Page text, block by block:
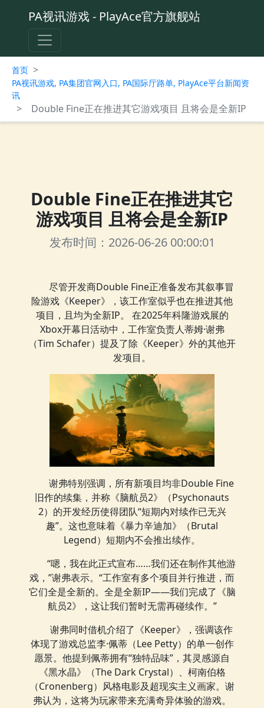
PA视讯游戏 - PlayAce官方旗舰站
首页 >
PA视讯游戏, PA集团官网入口, PA国际厅路单, PlayAce平台新闻资
讯
> Double Fine正在推进其它游戏项目 且将会是全新IP
Double Fine正在推进其它
游戏项目 且将会是全新IP
发布时间：2026-06-26 00:00:01
尽管开发商Double Fine正准备发布其叙事冒
险游戏《Keeper》，该工作室似乎也在推进其他
项目，且均为全新IP。 在2025年科隆游戏展的
Xbox开幕日活动中，工作室负责人蒂姆·谢弗
（Tim Schafer）提及了除《Keeper》外的其他开
发项目。
谢弗特别强调，所有新项目均非Double Fine
旧作的续集，并称《脑航员2》（Psychonauts
2）的开发经历使得团队“短期内对续作已无兴
趣”。这也意味着《暴力辛迪加》（Brutal
Legend）短期内不会推出续作。
“嗯，我在此正式宣布……我们还在制作其他游
戏，”谢弗表示。“工作室有多个项目并行推进，而
它们全是全新的。全是全新IP——我们完成了《脑
航员2》，这让我们暂时无需再碰续作。”
谢弗同时借机介绍了《Keeper》，强调该作
体现了游戏总监李·佩蒂（Lee Petty）的单一创作
愿景。他提到佩蒂拥有“独特品味”，其灵感源自
《黑水晶》（The Dark Crystal）、柯南伯格
（Cronenberg）风格电影及超现实主义画家。谢
弗认为，这将为玩家带来充满奇异体验的游戏。